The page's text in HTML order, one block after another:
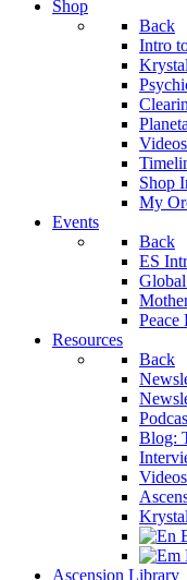
Shop
Back
Intro
Videos
Shop
My
Events
Back
ES
Peace
Resources
Back
Blog:
Videos
Ascension Library